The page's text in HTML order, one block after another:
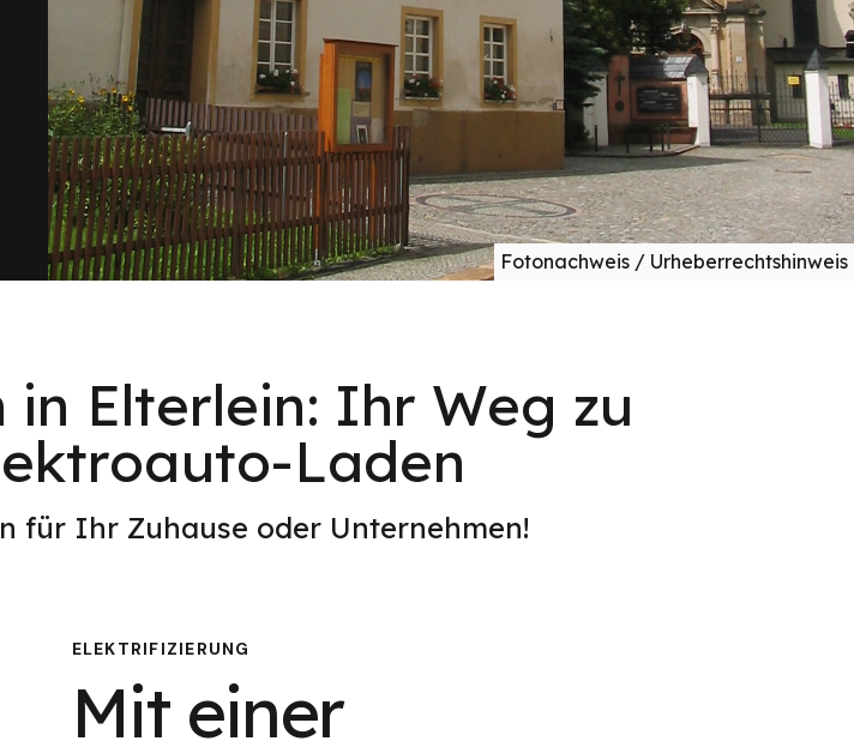
Fotonachweis / Urheberrechtshinweis
Elterlein: Ihr Weg zu
Laden
für Ihr Zuhause oder Unternehmen!
ELEKTRIFIZIERUNG
Mit einer